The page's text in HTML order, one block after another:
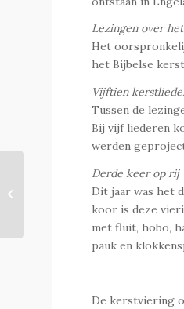
Lezingen over
Het
het Bijbelse
Vijftien
Tussen de
Bij vijf liederen
werden
Derde keer op rij
Dit jaar was het
koor is deze
met fluit, hobo,
pauk en
De kerstviering
In de schijnwerpers:
Jelle Hoksbergen